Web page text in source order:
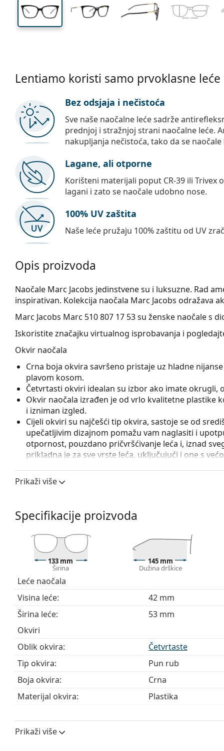
Lentiamo koristi samo prvoklasne leće
Bez odsjaja i nečistoća
Sve naše naočalne leće sadrže
prednjoj i stražnjoj strani naočalne leće.
nakupljanja nečistoća, tako da se naočale
Lagane, ali otporne
Korišteni materijali poput CR-39 ili Trivex
lagani i zato se naočale udobno nose.
100% UV zaštita
Naše leće pružaju 100% zaštitu od UV
Opis proizvoda
Naočale Marc Jacobs jedinstvene su i luksuzne. Rad
inspirativan. Kolekcija naočala Marc Jacobs odražava
Marc Jacobs Marc 510 807 17 53su ženske naočale s
Iskoristite značajku virtualnog isprobavanja i
Okvir naočala
Crna boja okvira savršeno pristaje uz hladne
plavom kosom.
Četvrtasti okviri idealan su izbor ako imate okrugli,
Okvir naočala izrađen je od vrlo kvalitetne plastike
i izniman izgled.
Cijeli okviri su najčešći tip okvira, sastoje se od
upečatljivim dizajnom pomažu vam naglasiti i
otpornost, pouzdano pričvršćivanje leća i, iznad
prikladna je za sve vrste leća, uključujući i one s
stavljanje naočala. Okvir je zahvaljujući tome
Naočale isporučujemo s originalnom futrolom.
Krpa koja se nalazi u pakiranju idealna je za
sadržavati tekstilnu vrećicu.
Istražite cijelu ponudu
dioptrijskih naočala kako biste
kupnju naočala ako trebate pomoć pri odabiru.
Ovo je medicinski proizvod. Prije uporabe pročitajte
Prikaži više
Specifikacije proizvoda
133 mm
Širina
145 mm
Dužina drškice
Leće naočala
Visina leće:
42 mm
Širina leće:
53 mm
Okviri
Oblik okvira:
Četvrtaste
Tip okvira:
Pun rub
Boja okvira:
Crna
Materijal okvira:
Plastika
Širina:
Prikaži više